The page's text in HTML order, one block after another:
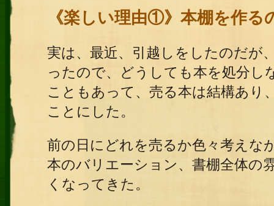
《楽しい理由①》本棚を作る
実は、最近、引越しをしたのだが
ったので、どうしても本を処分
こともあって、売る本は結構あり
ことにした。
前の日にどれを売るか色々考えな
本のバリエーション、書棚全体の
くなってきた。